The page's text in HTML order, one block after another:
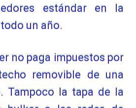
estándar en la
un año.
no paga impuestos por
removible de una
Tampoco la tapa de la